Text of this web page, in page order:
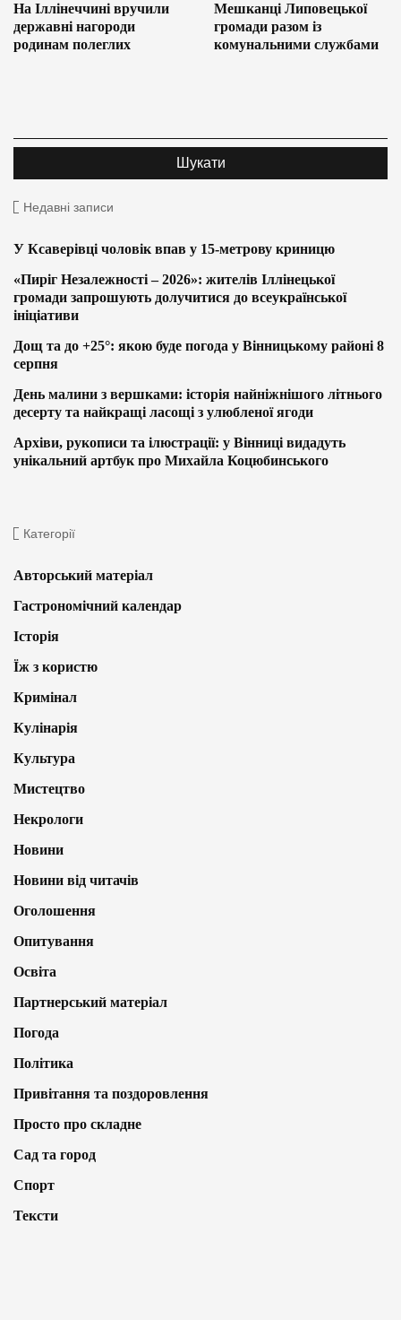
На Іллінеччині вручили
державні нагороди
родинам полеглих
Мешканці Липовецької
громади разом із
комунальними службами
Недавні записи
У Ксаверівці чоловік впав у 15-метрову криницю
«Пиріг Незалежності – 2026»: жителів Іллінецької
громади запрошують долучитися до всеукраїнської
ініціативи
Дощ та до +25°: якою буде погода у Вінницькому районі 8
серпня
День малини з вершками: історія найніжнішого літнього
десерту та найкращі ласощі з улюбленої ягоди
Архіви, рукописи та ілюстрації: у Вінниці видадуть
унікальний артбук про Михайла Коцюбинського
Категорії
Авторський матеріал
Гастрономічний календар
Історія
Їж з користю
Кримінал
Кулінарія
Культура
Мистецтво
Некрологи
Новини
Новини від читачів
Оголошення
Опитування
Освіта
Партнерський матеріал
Погода
Політика
Привітання та поздоровлення
Просто про складне
Сад та город
Спорт
Тексти